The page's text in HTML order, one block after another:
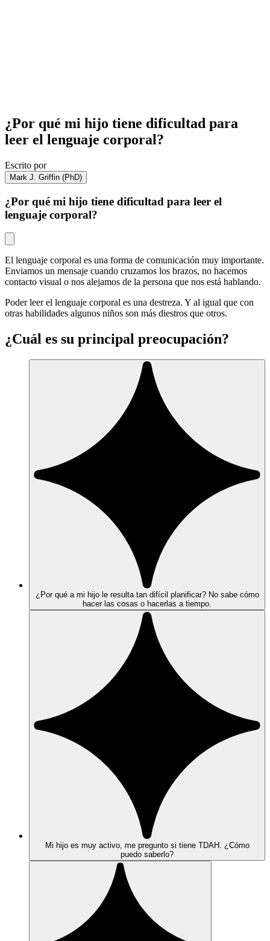
¿Por qué mi hijo tiene dificultad para
leer el lenguaje corporal?
Escrito por
Mark J. Griffin (PhD)
¿Por qué mi hijo tiene dificultad para leer el
lenguaje corporal?
El lenguaje corporal es una forma de comunicación muy importante.
Enviamos un mensaje cuando cruzamos los brazos, no hacemos
contacto visual o nos alejamos de la persona que nos está hablando.
Poder leer el lenguaje corporal es una destreza. Y al igual que con
otras habilidades algunos niños son más diestros que otros.
¿Cuál es su principal preocupación?
¿Por qué a mi hijo le resulta tan difícil planificar? No sabe cómo
hacer las cosas o hacerlas a tiempo.
Mi hijo es muy activo, me pregunto si tiene TDAH. ¿Cómo
puedo saberlo?